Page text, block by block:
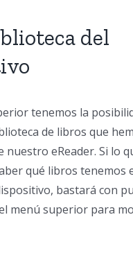
del
tenemos la
de libros que
nuestro eReader. Si lo
qué libros tenemos
bastará con
menú superior para